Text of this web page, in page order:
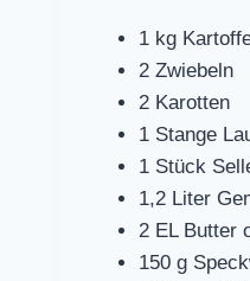
1 kg
2 Zwiebeln
2 Karotten
1 Stange
1 Stück
1,2 Liter
2 EL Butter
150 g